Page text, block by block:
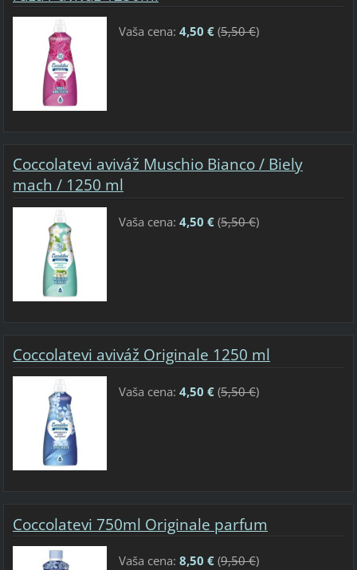
Vaša cena: 4,50 €(5,50 €)
Coccolatevi aviváž Muschio Bianco / Biely
mach / 1250 ml
Vaša cena: 4,50 €(5,50 €)
Coccolatevi aviváž Originale 1250 ml
Vaša cena: 4,50 €(5,50 €)
Coccolatevi 750ml Originale parfum
Vaša cena: 8,50 €(9,50 €)